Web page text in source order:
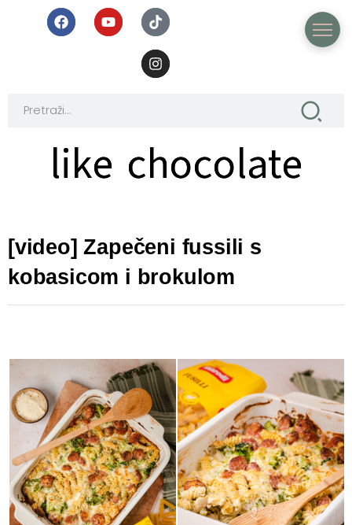
like chocolate
like chocolate
[video] Zapečeni fussili s
kobasicom i brokulom